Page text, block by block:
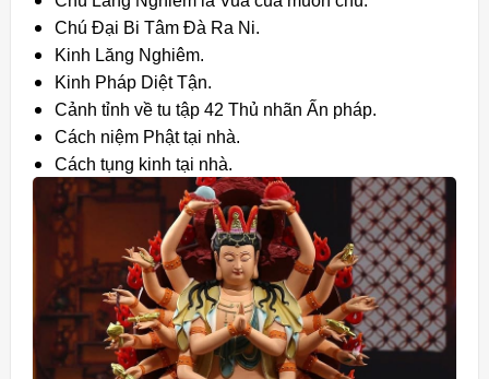
Chú Đại Bi Tâm Đà Ra Ni.
Kinh Lăng Nghiêm.
Kinh Pháp Diệt Tận.
Cảnh tỉnh về tu tập 42 Thủ nhãn Ấn pháp.
Cách niệm Phật tại nhà.
Cách tụng kinh tại nhà.